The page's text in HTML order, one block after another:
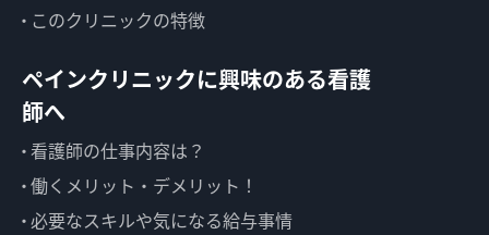
このクリニックの特徴
ペインクリニックに興味のある看護
師へ
看護師の仕事内容は？
働くメリット・デメリット！
必要なスキルや気になる給与事情